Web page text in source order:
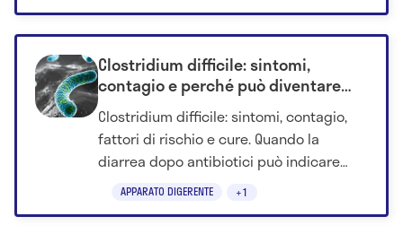
APPARATO DIGERENTE +1
Clostridium difficile: sintomi,
contagio e perché può diventare
pericoloso
Clostridium difficile: sintomi, contagio,
fattori di rischio e cure. Quando la
diarrea dopo antibiotici può indicare
un'infezione da non sottovalutare.